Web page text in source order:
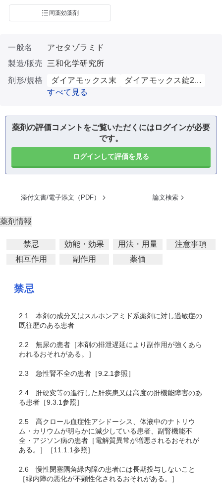
同薬効薬剤
一般名
アセタゾラミド
製造/販売
三和化学研究所
剤形/規格
ダイアモックス末
ダイアモックス錠2...
すべて見る
薬剤の評価コメントをご覧いただくにはログインが必要
です。
ログインして評価を見る
添付文書/電子添文（PDF） 論文検索
薬剤情報
禁忌 効能・効果 用法・用量
注意事項
相互作用
副作用 薬価
禁忌
2.1
本剤の成分又はスルホンアミド系薬剤に対し過敏症の
既往歴のある患者
2.2 無尿の患者［本剤の排泄遅延により副作用が強くあら
われるおそれがある。］
2.3 急性腎不全の患者［9.2.1参照］
2.4 肝硬変等の進行した肝疾患又は高度の肝機能障害のあ
る患者［9.3.1参照］
2.5 高クロール血症性アシドーシス、体液中のナトリウ
ム・カリウムが明らかに減少している患者、副腎機能不
全・アジソン病の患者［電解質異常が増悪されるおそれが
ある。］［11.1.1参照］
2.6 慢性閉塞隅角緑内障の患者には長期投与しないこと
［緑内障の悪化が不顕性化されるおそれがある。］